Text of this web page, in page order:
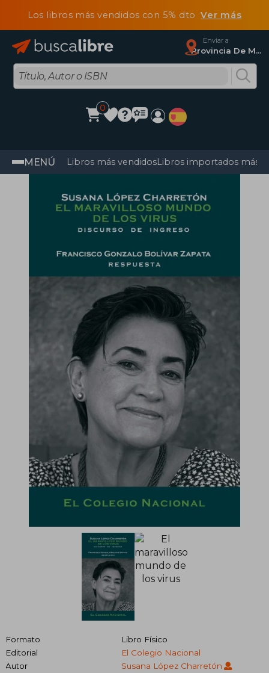
Los libros más vendidos con 5% dtoVer más
Enviar a
Provincia De Madrid
0
MENÚ Libros más vendidosLibros importados más
Formato
Libro Físico
Editorial
El Colegio Nacional
Autor
Susana López Charretón